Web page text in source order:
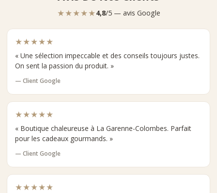
★★★★★4,8/5 — avis Google
★★★★★
« Une sélection impeccable et des conseils toujours justes.
On sent la passion du produit. »
— Client Google
★★★★★
« Boutique chaleureuse à La Garenne-Colombes. Parfait
pour les cadeaux gourmands. »
— Client Google
★★★★★